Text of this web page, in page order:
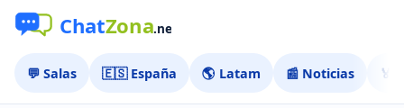
💬 Salas 🇪🇸 España 🌎 Latam 📰 Noticias 🏅